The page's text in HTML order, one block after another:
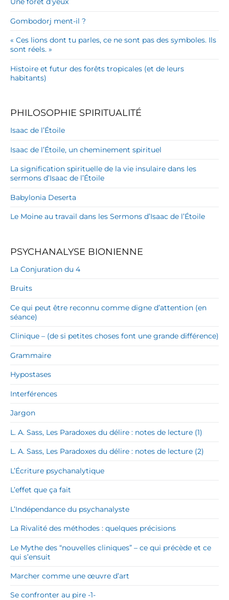
Gombodorj ment-il ?
« Ces lions dont tu parles, ce ne sont pas des symboles. Ils
sont réels. »
Histoire et futur des forêts tropicales (et de leurs
habitants)
PHILOSOPHIE SPIRITUALITÉ
Isaac de l’Étoile
Isaac de l’Étoile, un cheminement spirituel
La signification spirituelle de la vie insulaire dans les
sermons d’Isaac de l’Étoile
Babylonia Deserta
Le Moine au travail dans les Sermons d’Isaac de l’Étoile
PSYCHANALYSE BIONIENNE
La Conjuration du 4
Bruits
Ce qui peut être reconnu comme digne d’attention (en
séance)
Clinique – (de si petites choses font une grande différence)
Grammaire
Hypostases
Interférences
Jargon
L. A. Sass, Les Paradoxes du délire : notes de lecture (1)
L. A. Sass, Les Paradoxes du délire : notes de lecture (2)
L’Écriture psychanalytique
L’effet que ça fait
L’Indépendance du psychanalyste
La Rivalité des méthodes : quelques précisions
Le Mythe des “nouvelles cliniques” – ce qui précède et ce
qui s’ensuit
Marcher comme une œuvre d’art
Se confronter au pire -1-